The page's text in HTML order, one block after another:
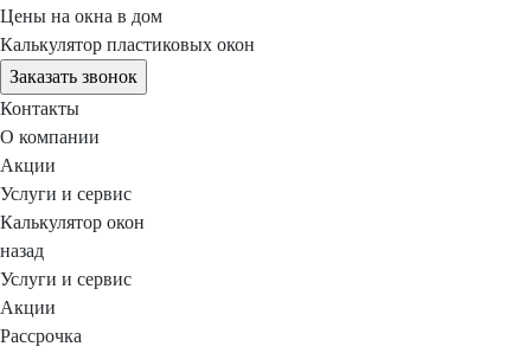
Цены на окна в дом
Калькулятор пластиковых окон
Заказать звонок
Контакты
О компании
Акции
Услуги и сервис
Калькулятор окон
назад
Услуги и сервис
Акции
Рассрочка